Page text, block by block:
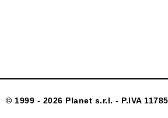
© 1999 - 2026 Planet s.r.l. - P.IVA